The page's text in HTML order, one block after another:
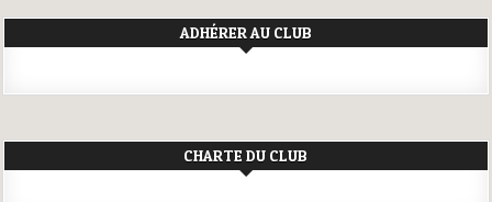
ADHÉRER AU CLUB
CHARTE DU CLUB